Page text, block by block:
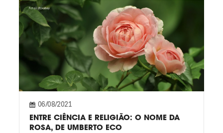
06/08/2021
ENTRE CIÊNCIA E RELIGIÃO: O NOME DA
ROSA, DE UMBERTO ECO